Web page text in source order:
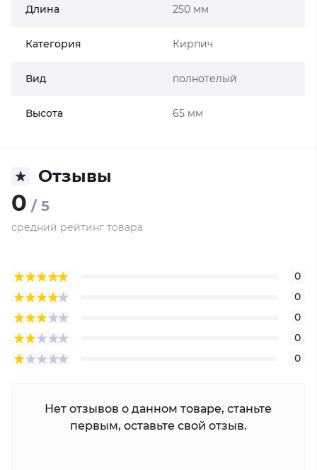
Длина 250 мм
Категория Кирпич
Вид полнотелый
Высота 65 мм
Отзывы
0 / 5
средний рейтинг товара
0
0
0
0
0
Нет отзывов о данном товаре, станьте
первым, оставьте свой отзыв.